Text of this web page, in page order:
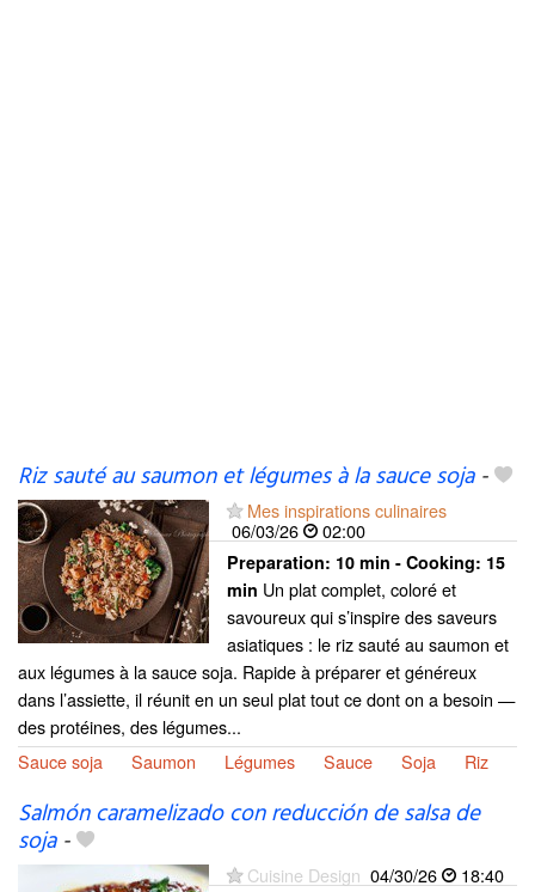
Riz sauté au saumon et légumes à la sauce soja-
Mes inspirations culinaires
06/03/26
02:00
Preparation: 10 min - Cooking: 15
min Un plat complet, coloré et
savoureux qui s’inspire des saveurs
asiatiques : le riz sauté au saumon et
aux légumes à la sauce soja. Rapide à préparer et généreux
dans l’assiette, il réunit en un seul plat tout ce dont on a besoin —
des protéines, des légumes...
Sauce soja
Saumon Légumes Sauce Soja Riz
Salmón caramelizado con reducción de salsa de
soja-
Cuisine Design 04/30/26
18:40